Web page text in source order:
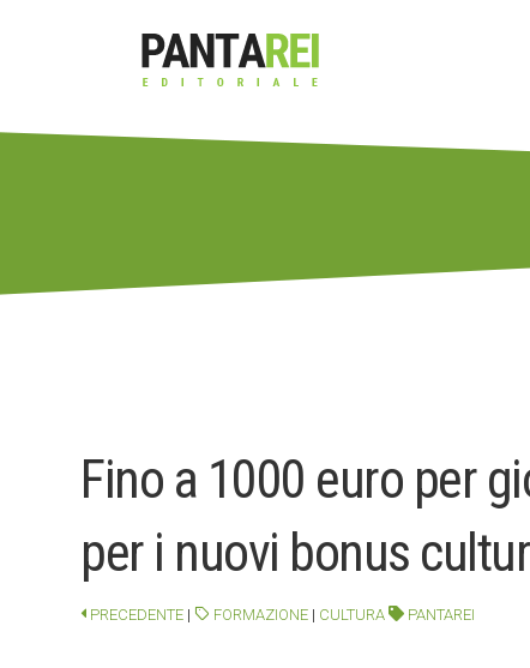
Fino a 1000 euro per
per i nuovi bonus
PRECEDENTE | FORMAZIONE | CULTURA PANTAREI